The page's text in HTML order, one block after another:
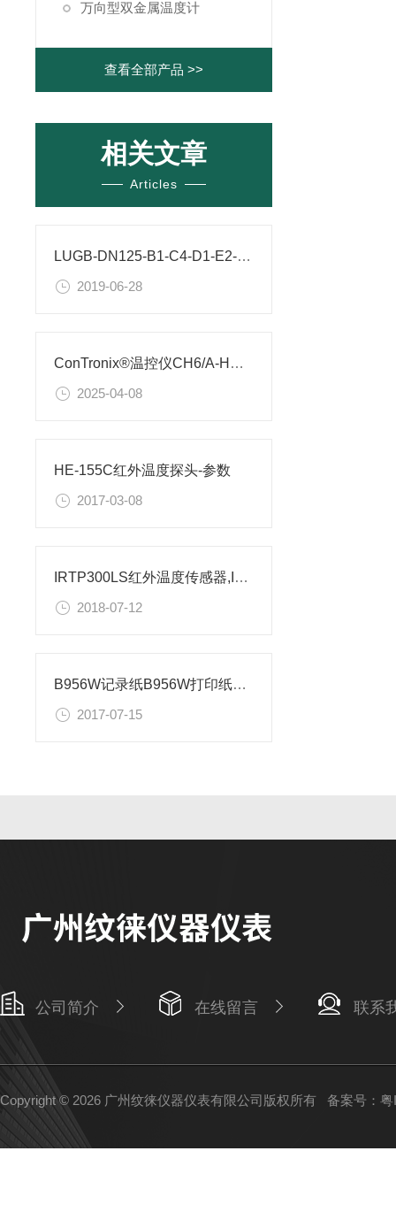
万向型双金属温度计
查看全部产品 >>
相关文章
Articles
LUGB-DN125-B1-C4-D1-E2-F2常见问题及解决方法
2019-06-28
ConTronix®温控仪CH6/A-HRTA1B1V0设置方法
2025-04-08
HE-155C红外温度探头-参数
2017-03-08
IRTP300LS红外温度传感器,IRTP系列红外测温仪
2018-07-12
B956W记录纸B956W打印纸尺寸
2017-07-15
公司简介 在线留言 联系
Copyright © 2026 广州纹徕仪器仪表有限公司版权所有 备案号：